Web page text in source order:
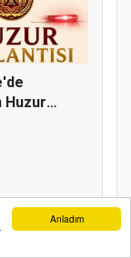
Anladım
Huzur